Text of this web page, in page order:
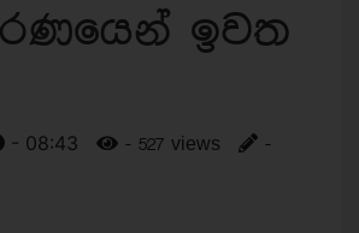
ඉවත
- 08:43 - 527 views
-